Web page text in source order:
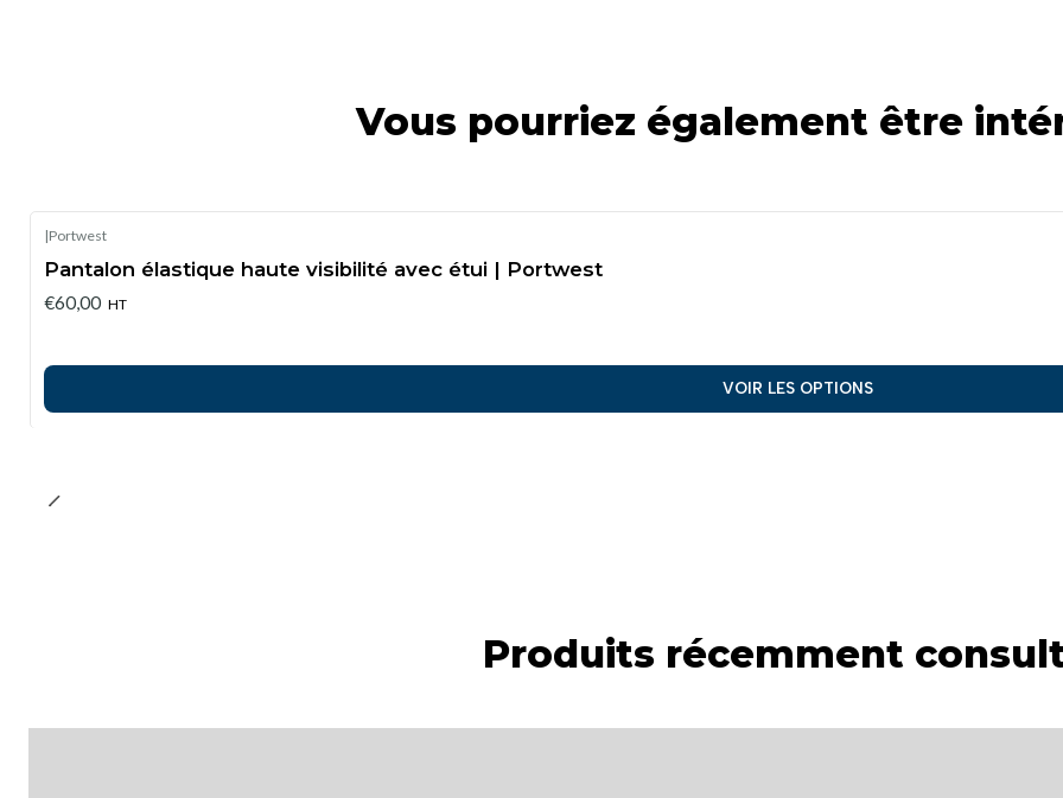
Vous pourriez également être
|Portwest
Pantalon élastique haute visibilité avec étui | Portwest
€60,00 HT
VOIR LES OPTIONS
Produits récemment